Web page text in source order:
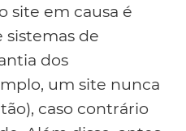
site em causa é
sistemas de
dos
um site nunca
caso contrário